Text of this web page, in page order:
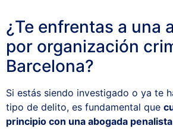
¿Te enfrentas a una
por organización
Barcelona?
Si estás siendo investigado o ya te
tipo de delito, es fundamental que
principio con una abogada